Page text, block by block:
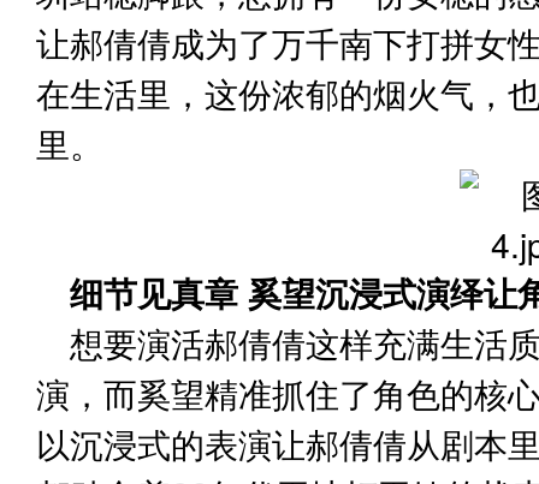
让郝倩倩成为了万千南下打拼女
在生活里，这份浓郁的烟火气，
里。
细节见真章 奚望沉浸式演绎让
想要演活郝倩倩这样充满生活
演，而奚望精准抓住了角色的核
以沉浸式的表演让郝倩倩从剧本